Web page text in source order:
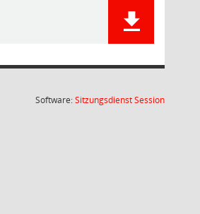
Software:SitzungsdienstSession(Wird in